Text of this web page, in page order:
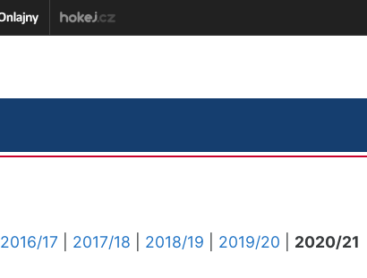
2016/17 2017/18 2018/19 2019/20
2020/21